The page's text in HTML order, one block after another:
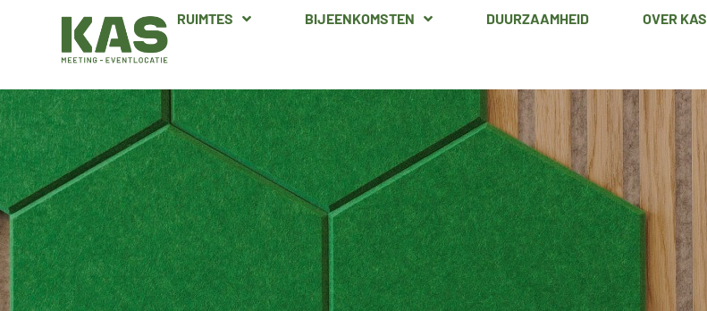
RUIMTES BIJEENKOMSTEN DUURZAAMHEID OVER KAS